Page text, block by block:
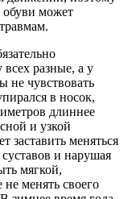
обуви может
разные, а у
не чувствовать
в носок,
длиннее
и узкой
заставить меняться
и нарушая
мягкой,
менять своего